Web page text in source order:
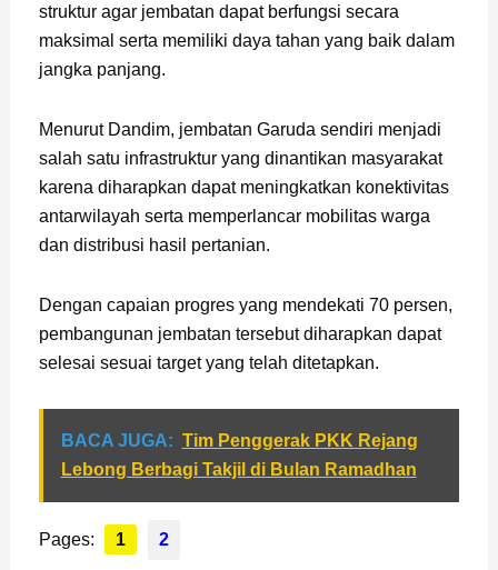
struktur agar jembatan dapat berfungsi secara
maksimal serta memiliki daya tahan yang baik dalam
jangka panjang.
Menurut Dandim, jembatan Garuda sendiri menjadi
salah satu infrastruktur yang dinantikan masyarakat
karena diharapkan dapat meningkatkan konektivitas
antarwilayah serta memperlancar mobilitas warga
dan distribusi hasil pertanian.
Dengan capaian progres yang mendekati 70 persen,
pembangunan jembatan tersebut diharapkan dapat
selesai sesuai target yang telah ditetapkan.
BACA JUGA: Tim Penggerak PKK Rejang
Lebong Berbagi Takjil di Bulan Ramadhan
Pages: 1 2